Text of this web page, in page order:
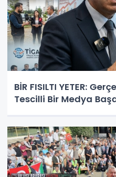
BİR FISILTI YETER:
Tescilli Bir Medya